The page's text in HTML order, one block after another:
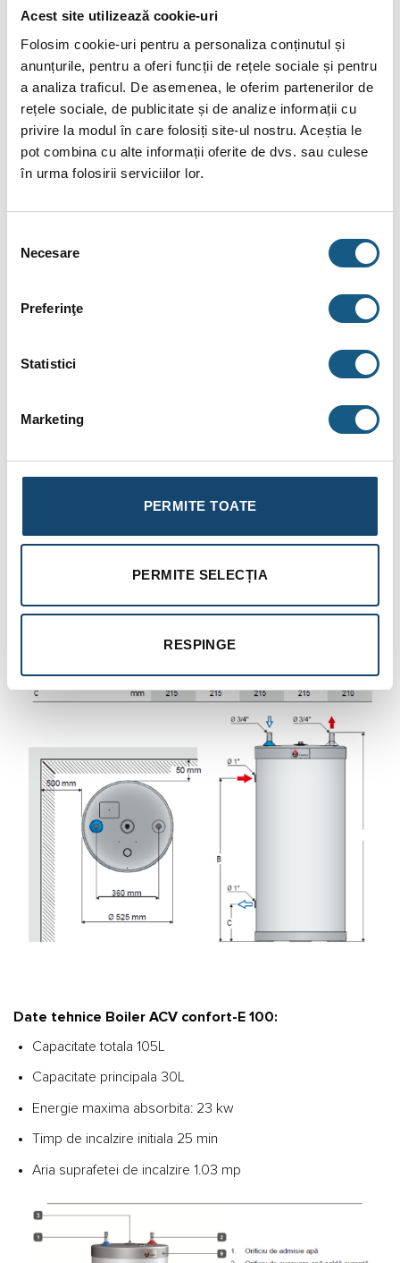
Acest site utilizează cookie-uri
Folosim cookie-uri pentru a personaliza conținutul și
anunțurile, pentru a oferi funcții de rețele sociale și pentru
a analiza traficul. De asemenea, le oferim partenerilor de
rețele sociale, de publicitate și de analize informații cu
privire la modul în care folosiți site-ul nostru. Aceștia le
pot combina cu alte informații oferite de dvs. sau culese
în urma folosirii serviciilor lor.
consimțământului
Necesare
Preferinţe
Statistici
Marketing
PERMITE TOATE
PERMITE SELECȚIA
RESPINGE
poate fi redus, iar pierderea de energie este şi ea redusă la
minim. Rezervorul de apă caldă se poate dilata şi contracta ca
urmare a variaţiilor de presiune care intervin la fiecare
consum de apă caldă; îşi poate păstra parametrii de
preparare a apei calde de-a lungul întregii durate de utilizare.
Turbulenţa naturală din baza concavă ţine particulele în
suspensie, împiedicând formarea de depuneri şi, cu ajutorul
din oţel inoxidabil pentru prepararea apei calde
sanitare – nu necesită protecţie anodică şi nici întreţinere;
Rezervorul interior este din oţel inoxidabil masiv cu
Echipat cu termostat de comandă;
Izolaţie din spumă de poliuretan rigid;
funcţiona în condiţii de apă dură (cloruri peste 200 mg/l);
HL-E este echipat cu rezistenţă electrică de 2,2 kW şi
întrerupător vară – iarnă,
Date tehnice Boiler ACV confort-E 100:
Capacitate totala 105L
Capacitate principala 30L
Energie maxima absorbita: 23 kw
Timp de incalzire initiala 25 min
Aria suprafetei de incalzire 1.03 mp